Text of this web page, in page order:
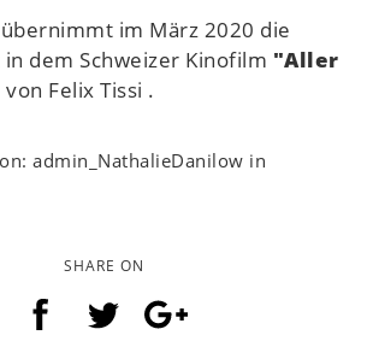
übernimmt im März 2020 die
in dem Schweizer Kinofilm "Aller
von Felix Tissi .
admin_NathalieDanilow in
SHARE ON